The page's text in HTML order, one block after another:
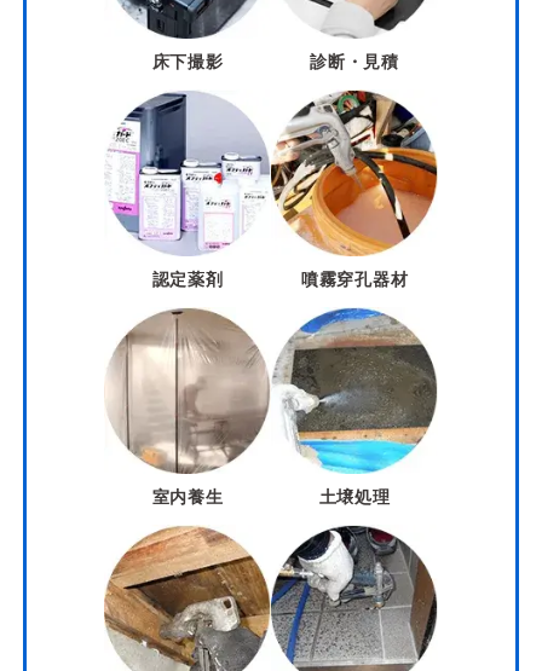
床下撮影 診断・見積
認定薬剤 噴霧穿孔器材
室内養生 土壌処理